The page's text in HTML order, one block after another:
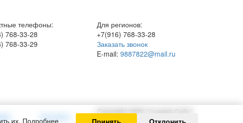
телефоны:
768-33-28
768-33-29
Для регионов:
+7(916) 768-33-28
Заказать звонок
E-mail:9887822@mail.ru
Copyright 2026 "Создай Себя"
их. Подробнее Принять Отклонить